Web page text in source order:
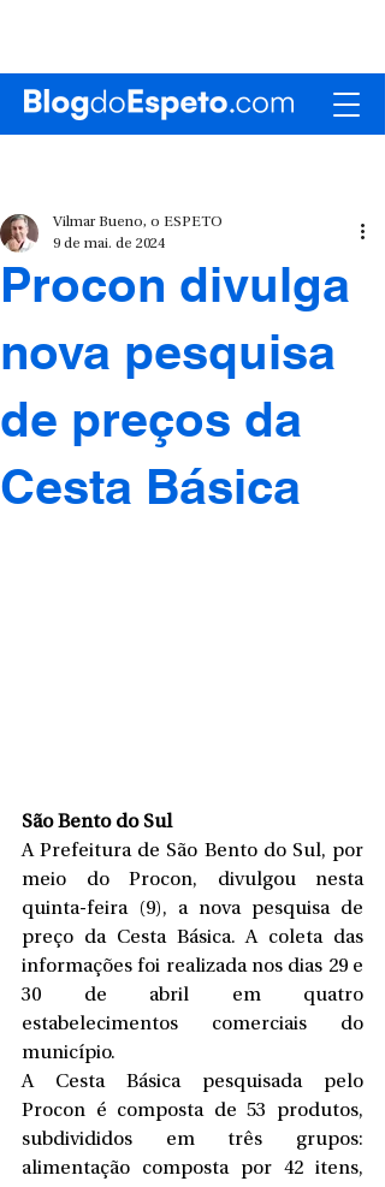
Procon divulga
nova pesquisa
de preços da
Cesta Básica
Vilmar Bueno, o ESPETO
9 de mai. de 2024
São Bento do Sul
A Prefeitura de São Bento do Sul, por
meio do Procon, divulgou nesta
quinta-feira (9), a nova pesquisa de
preço da Cesta Básica. A coleta das
informações foi realizada nos dias 29 e
30 de abril em quatro
estabelecimentos comerciais do
município.
A Cesta Básica pesquisada pelo
Procon é composta de 53 produtos,
subdivididos em três grupos:
alimentação composta por 42 itens,